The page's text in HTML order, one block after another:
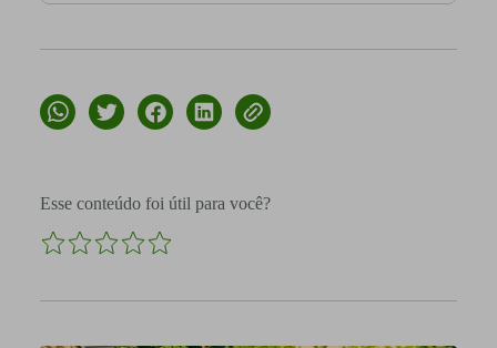
Esse conteúdo foi útil para você?